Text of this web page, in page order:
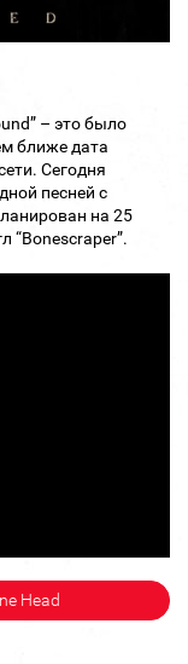
– это было
ближе дата
Сегодня
песней с
на 25
“Bonescraper”.
Head